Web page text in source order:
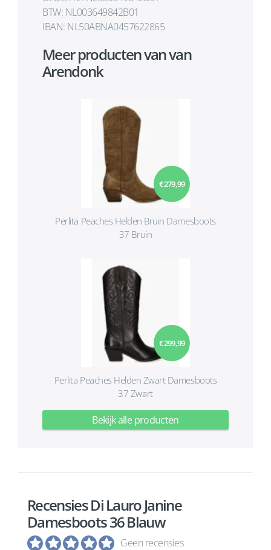
BTW: NL003649842B01
IBAN: NL50ABNA0457622865
Meer producten van van
Arendonk
€ 279,99
Perlita Peaches Helden Bruin Damesboots
37 Bruin
€ 299,99
Perlita Peaches Helden Zwart Damesboots
37 Zwart
Bekijk alle producten
Recensies Di Lauro Janine
Damesboots 36 Blauw
Geen recensies